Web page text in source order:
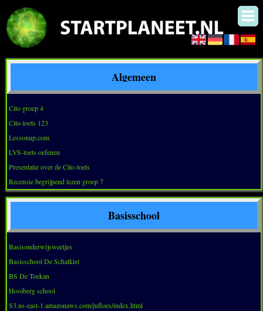
Algemeen
Cito groep 4
Cito-toets 123
Lessonup.com
LVS-toets oefenen
Presentatie over de Cito-toets
Recensie begrijpend lezen groep 7
Basisschool
Basisonderwijsweetjes
Basisschool De Schatkist
BS De Toekan
Hooiberg school
S3.us-east-1.amazonaws.com/jufloes/index.html